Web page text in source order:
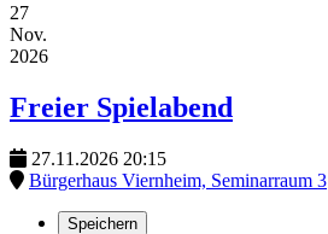
27
Nov.
2026
Freier Spielabend
27.11.2026 20:15
Bürgerhaus Viernheim, Seminarraum 3
Speichern